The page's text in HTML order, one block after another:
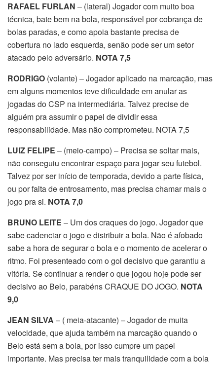
RAFAEL FURLAN – (lateral) Jogador com muito boa
técnica, bate bem na bola, responsável por cobrança de
bolas paradas, e como apoia bastante precisa de
cobertura no lado esquerda, senão pode ser um setor
atacado pelo adversário. NOTA 7,5
RODRIGO (volante) – Jogador aplicado na marcação, mas
em alguns momentos teve dificuldade em anular as
jogadas do CSP na intermediária. Talvez precise de
alguém pra assumir o papel de dividir essa
responsabilidade. Mas não comprometeu. NOTA 7,5
LUIZ FELIPE – (meio-campo) – Precisa se soltar mais,
não conseguiu encontrar espaço para jogar seu futebol.
Talvez por ser início de temporada, devido a parte física,
ou por falta de entrosamento, mas precisa chamar mais o
jogo pra si. NOTA 7,0
BRUNO LEITE – Um dos craques do jogo. Jogador que
sabe cadenciar o jogo e distribuir a bola. Não é afobado
sabe a hora de segurar o bola e o momento de acelerar o
ritmo. Foi presenteado com o gol decisivo que garantiu a
vitória. Se continuar a render o que jogou hoje pode ser
decisivo ao Belo, parabéns CRAQUE DO JOGO. NOTA
9,0
JEAN SILVA – ( meia-atacante) – Jogador de muita
velocidade, que ajuda também na marcação quando o
Belo está sem a bola, por isso cumpre um papel
importante. Mas precisa ter mais tranquilidade com a bola